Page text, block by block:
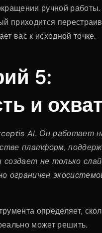
ручной работы.
приходится
вас к исходной точке.
5:
и охват
AI. Он работает
платформ,
создает не только
ограничен
определяет,
может решить.